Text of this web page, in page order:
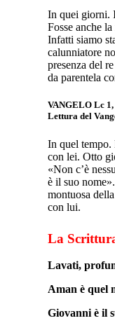
In quei giorni.
Fosse anche
Infatti siamo
calunniatore
presenza del
da parentela
VANGELO Lc 1,
Lettura del
In quel tempo.
con lei. Otto
«Non c’è
è il suo
montuosa
con lui.
La
Lavati,
Aman è quel
Giovanni è il